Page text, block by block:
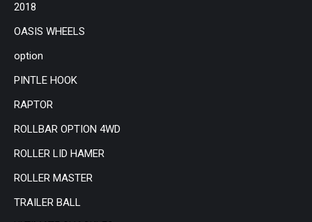
2018
OASIS WHEELS
option
PINTLE HOOK
RAPTOR
ROLLBAR OPTION 4WD
ROLLER LID HAMER
ROLLER MASTER
TRAILER BALL